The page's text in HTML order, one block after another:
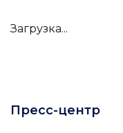
Загрузка...
Пресс-центр